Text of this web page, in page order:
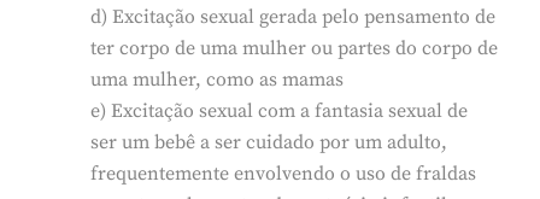
d) Excitação sexual gerada pelo pensamento de
ter corpo de uma mulher ou partes do corpo de
uma mulher, como as mamas
e) Excitação sexual com a fantasia sexual de
ser um bebê a ser cuidado por um adulto,
frequentemente envolvendo o uso de fraldas